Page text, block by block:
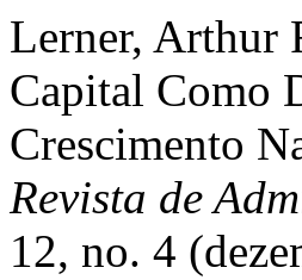
Lerner, Arthur
Capital Como
Crescimento
Revista de
12, no. 4